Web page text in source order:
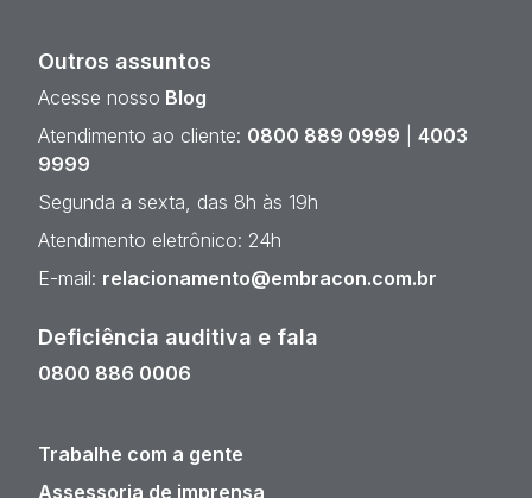
Outros assuntos
Acesse nosso Blog
Atendimento ao cliente: 0800 889 0999
4003
9999
Segunda a sexta, das 8h às 19h
Atendimento eletrônico: 24h
E-mail: relacionamento@embracon.com.br
Deficiência auditiva e fala
0800 886 0006
Trabalhe com a gente
Assessoria de imprensa